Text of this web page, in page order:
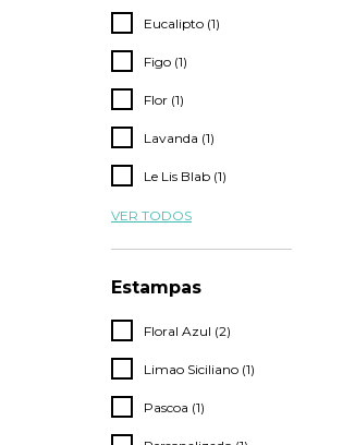
Eucalipto (1)
Figo (1)
Flor (1)
Lavanda (1)
Le Lis Blab (1)
VER TODOS
Estampas
Floral Azul (2)
Limao Siciliano (1)
Pascoa (1)